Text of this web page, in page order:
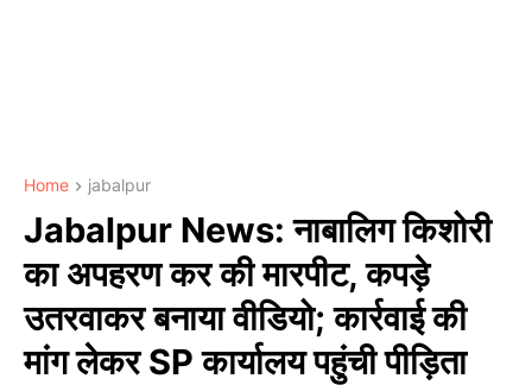
Home jabalpur
Jabalpur News: नाबालिग किशोरी
का अपहरण कर की मारपीट, कपड़े
उतरवाकर बनाया वीडियो; कार्रवाई की
मांग लेकर SP कार्यालय पहुंची पीड़िता